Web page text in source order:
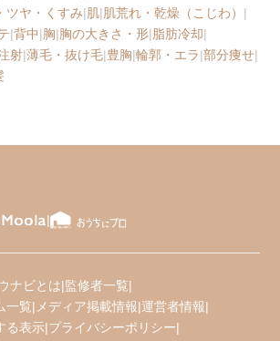
ツヤ・くすみ|肌|肌荒れ・乾燥（こじわ） |
|背中|胸|胸の大きさ・形|脂肪冷却|
射|薄毛・抜け毛|豊胸|輪郭・エラ|部分痩せ|
ナビとは|監修者一覧|
一覧| メディア掲載情報|運営者情報|
る表示|プライバシーポリシー|